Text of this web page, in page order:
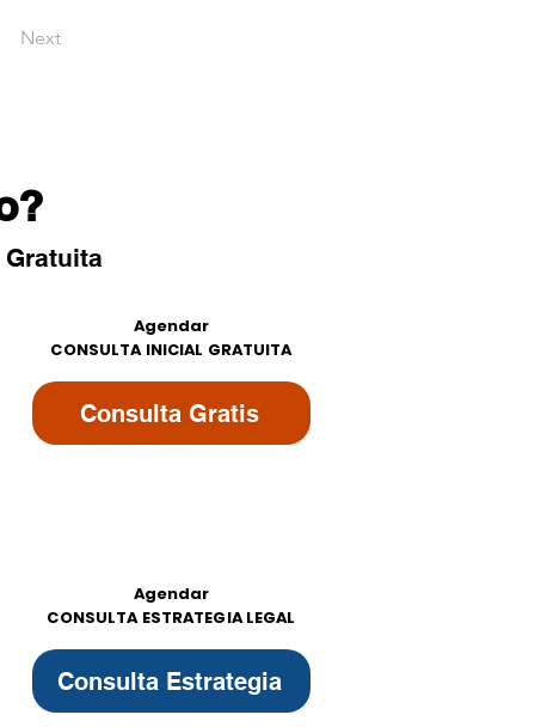
Next
Agendar
CONSULTA INICIAL GRATUITA
Consulta Gratis
Agendar
CONSULTA ESTRATEGIA LEGAL
Consulta Estrategia